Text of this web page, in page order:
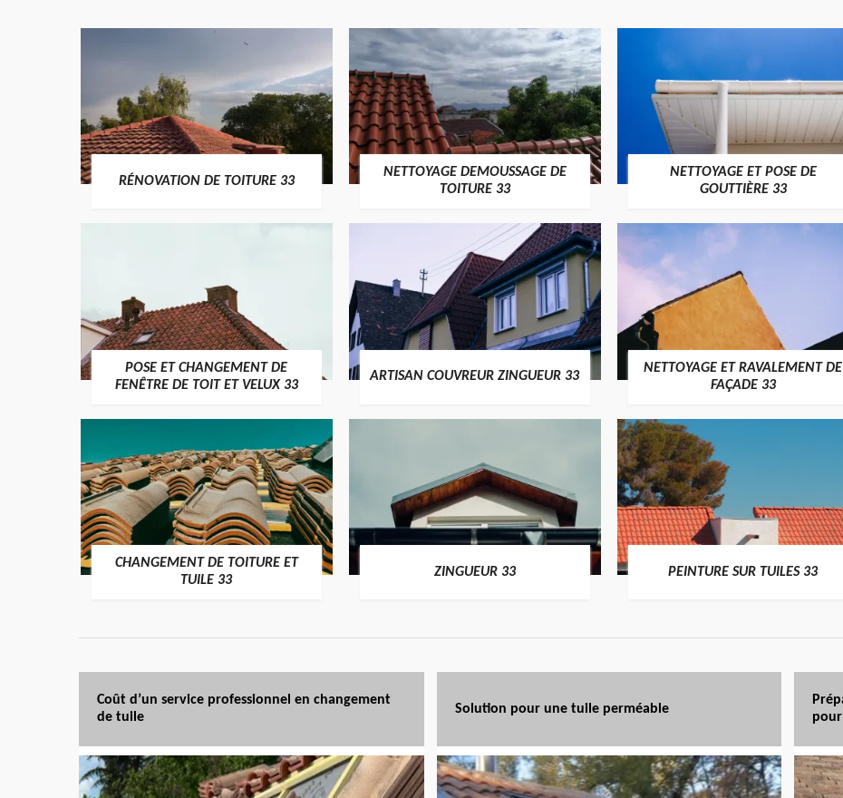
RÉNOVATION DE TOITURE 33
NETTOYAGE DEMOUSSAGE DE
TOITURE 33
NETTOYAGE ET POSE DE
GOUTTIÈRE 33
POSE ET CHANGEMENT DE
FENÊTRE DE TOIT ET VELUX 33
ARTISAN COUVREUR ZINGUEUR 33
NETTOYAGE ET RAVALEMENT DE
FAÇADE 33
CHANGEMENT DE TOITURE ET
TUILE 33
ZINGUEUR 33 PEINTURE SUR TUILES 33
Coût d’un service professionnel en changement
de tuile
Solution pour une tuile perméable